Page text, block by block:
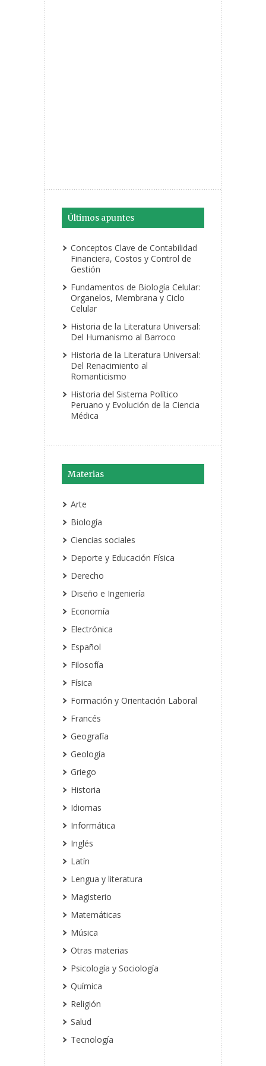
Últimos apuntes
Conceptos Clave de Contabilidad
Financiera, Costos y Control de
Gestión
Fundamentos de Biología Celular:
Organelos, Membrana y Ciclo
Celular
Historia de la Literatura Universal:
Del Humanismo al Barroco
Historia de la Literatura Universal:
Del Renacimiento al
Romanticismo
Historia del Sistema Político
Peruano y Evolución de la Ciencia
Médica
Materias
Arte
Biología
Ciencias sociales
Deporte y Educación Física
Derecho
Diseño e Ingeniería
Economía
Electrónica
Español
Filosofía
Física
Formación y Orientación Laboral
Francés
Geografía
Geología
Griego
Historia
Idiomas
Informática
Inglés
Latín
Lengua y literatura
Magisterio
Matemáticas
Música
Otras materias
Psicología y Sociología
Química
Religión
Salud
Tecnología